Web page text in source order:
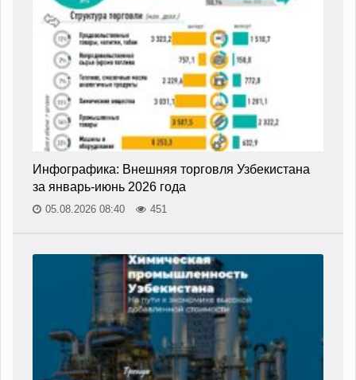
Инфографика: Внешняя торговля Узбекистана
за январь-июнь 2026 года
05.08.2026 08:40 451